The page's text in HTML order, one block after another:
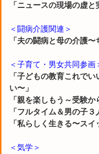
「ニュースの現場の虚と
＜闘病介護関連＞
「夫の闘病と母の介護〜
＜子育て・男女共同参画
「子どもの教育これで
い〜」
「親を楽しもう～受験か
「フルタイム＆男の子
「私らしく生きる〜スイ
＜気学＞